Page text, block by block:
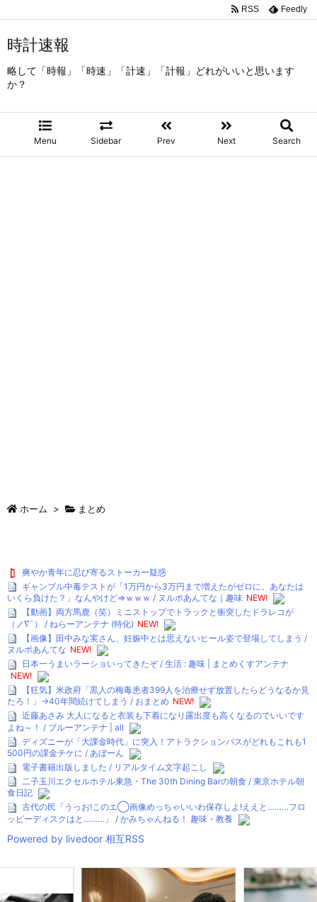
時計速報
略して「時報」「時速」「計速」「計報」どれがいいと思います
か？
Menu Sidebar Prev Next Search
RSS Feedly
ホーム > まとめ
爽やか青年に忍び寄るストーカー疑惑
ギャンブル中毒テストが「1万円から3万円まで増えたがゼロに。あなたは
いくら負けた？」なんやけど⇒ｗｗｗ / ヌルポあんてな｜趣味 NEW!
【動画】両方馬鹿（笑）ミニストップでトラックと衝突したドラレコが
（ノ∇`） / ねらーアンテナ (特化) NEW!
【画像】田中みな実さん、妊娠中とは思えないヒール姿で登場してしまう /
ヌルポあんてな NEW!
日本一うまいラーショいってきたぞ / 生活 : 趣味 | まとめくすアンテナ
NEW!
【狂気】米政府「黒人の梅毒患者399人を治療せず放置したらどうなるか見
たろ！」→40年間続けてしまう / おまとめ NEW!
近藤あさみ 大人になると衣装も下着になり露出度も高くなるのでいいです
よね～！ / ブルーアンテナ | all
ディズニーが「大課金時代」に突入！アトラクションパスがどれもこれも1
500円の課金チケに / あぼーん
電子書籍出版しました / リアルタイム文字起こし
二子玉川エクセルホテル東急・The 30th Dining Barの朝食 / 東京ホテル朝
食日記
古代の民「うっお!このエ◯画像めっちゃいいわ保存しよ!ええと………フロ
ッピーディスクはと………」 / かみちゃんねる！ 趣味・教養
Powered by livedoor 相互RSS